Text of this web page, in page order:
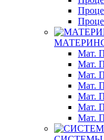
Мат.
Мат.
Мат.
Мат.
Мат.
Мат.
Мат.